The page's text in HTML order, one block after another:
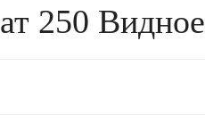
250 Видное